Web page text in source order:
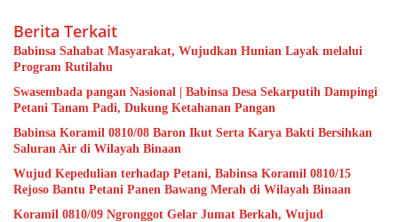
Berita Terkait
Babinsa Sahabat Masyarakat, Wujudkan Hunian Layak melalui
Program Rutilahu
Swasembada pangan Nasional | Babinsa Desa Sekarputih Dampingi
Petani Tanam Padi, Dukung Ketahanan Pangan
Babinsa Koramil 0810/08 Baron Ikut Serta Karya Bakti Bersihkan
Saluran Air di Wilayah Binaan
Wujud Kepedulian terhadap Petani, Babinsa Koramil 0810/15
Rejoso Bantu Petani Panen Bawang Merah di Wilayah Binaan
Koramil 0810/09 Ngronggot Gelar Jumat Berkah, Wujud